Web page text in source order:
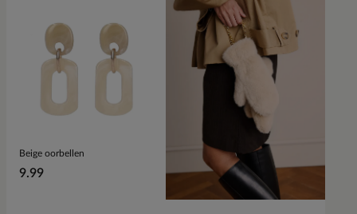
Beige oorbellen
9.99